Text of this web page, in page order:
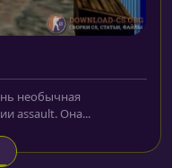
необычная
assault. Она...